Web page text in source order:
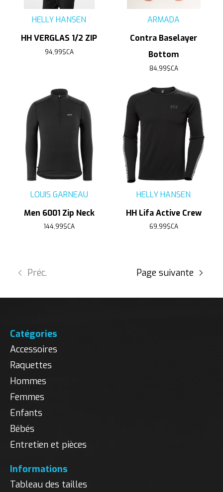
HELLY HANSEN
HH VERGLAS 1/2 ZIP
94,99$CA
ARMADA
Contra Baselayer
Bottom
84,99$CA
LOUIS GARNEAU
Men 6001 Zip Neck
144,99$CA
HELLY HANSEN
HH Lifa Active Crew
69,99$CA
Préc. Page suivante
Catégories
Accessoires
Raquettes
Hommes
Femmes
Enfants
Bébés
Entretien et pièces
Informations
Tableau des tailles